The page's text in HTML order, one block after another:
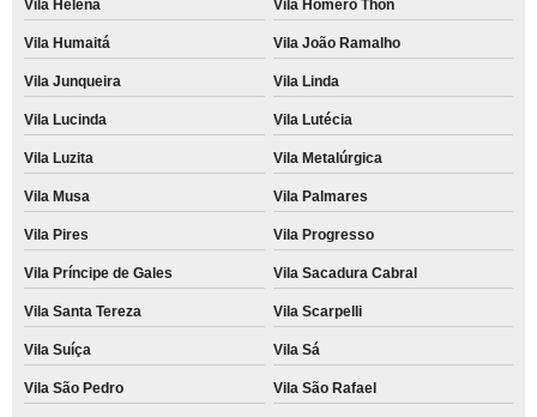
Vila Helena Vila Homero Thon
Vila Humaitá Vila João Ramalho
Vila Junqueira Vila Linda
Vila Lucinda Vila Lutécia
Vila Luzita Vila Metalúrgica
Vila Musa Vila Palmares
Vila Pires Vila Progresso
Vila Príncipe de Gales Vila Sacadura Cabral
Vila Santa Tereza Vila Scarpelli
Vila Suíça Vila Sá
Vila São Pedro Vila São Rafael